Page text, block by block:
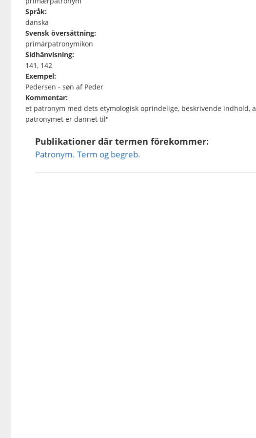
Språk:
danska
Svensk översättning:
primärpatronymikon
Sidhänvisning:
141, 142
Exempel:
Pedersen - søn af Peder
Kommentar:
et patronym med dets etymologisk oprindelige, beskrivende
patronymet er dannet til"
Publikationer där termen förekommer:
Patronym. Term og begreb.